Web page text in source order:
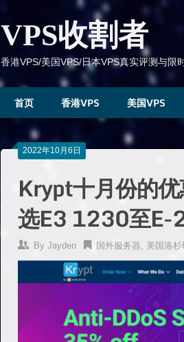
VPS收割者
香港VPS/美国VPS/日本VPS真实评测与限
首页 香港VPS 美国VPS
2022年10月6日
Krypt十月份的
选E3 1230至E-
By Jayden 国外服务器, 美国洛